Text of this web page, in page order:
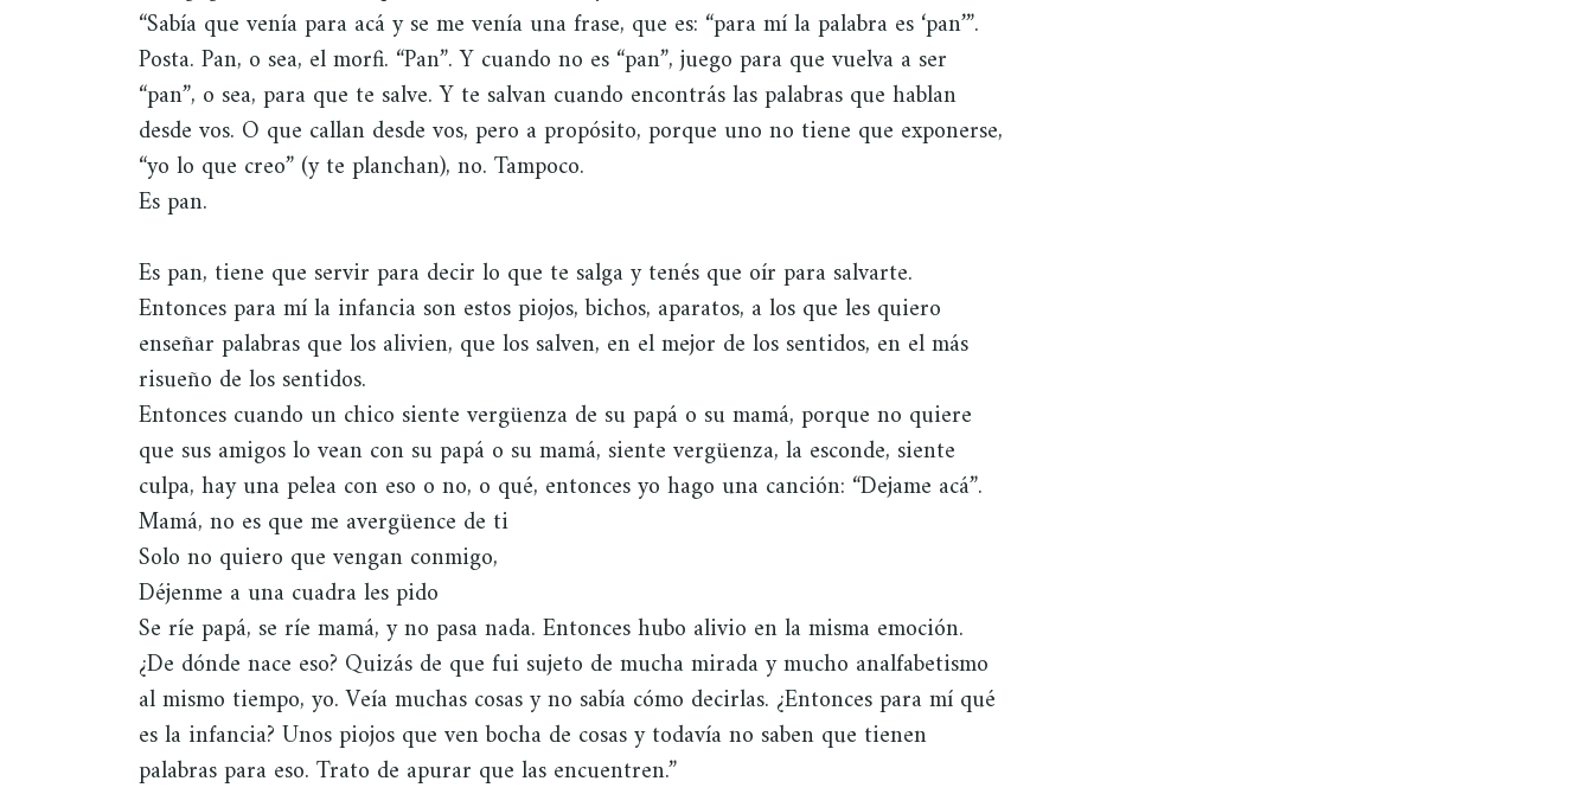
“Sabía que venía para acá y se me venía una frase, que es: “para mí la palabra es ‘pan’”.
Posta. Pan, o sea, el morfi. “Pan”. Y cuando no es “pan”, juego para que vuelva a ser
“pan”, o sea, para que te salve. Y te salvan cuando encontrás las palabras que hablan
desde vos. O que callan desde vos, pero a propósito, porque uno no tiene que exponerse,
“yo lo que creo” (y te planchan), no. Tampoco.
Es pan.
Es pan, tiene que servir para decir lo que te salga y tenés que oír para salvarte.
Entonces para mí la infancia son estos piojos, bichos, aparatos, a los que les quiero
enseñar palabras que los alivien, que los salven, en el mejor de los sentidos, en el más
risueño de los sentidos.
Entonces cuando un chico siente vergüenza de su papá o su mamá, porque no quiere
que sus amigos lo vean con su papá o su mamá, siente vergüenza, la esconde, siente
culpa, hay una pelea con eso o no, o qué, entonces yo hago una canción: “Dejame acá”.
Mamá, no es que me avergüence de ti
Solo no quiero que vengan conmigo,
Déjenme a una cuadra les pido
Se ríe papá, se ríe mamá, y no pasa nada. Entonces hubo alivio en la misma emoción.
¿De dónde nace eso? Quizás de que fui sujeto de mucha mirada y mucho analfabetismo
al mismo tiempo, yo. Veía muchas cosas y no sabía cómo decirlas. ¿Entonces para mí qué
es la infancia? Unos piojos que ven bocha de cosas y todavía no saben que tienen
palabras para eso. Trato de apurar que las encuentren.”